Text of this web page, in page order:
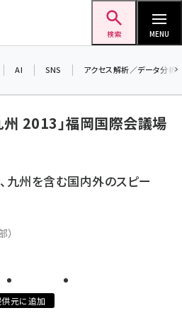
検索 MENU
AI SNS アクセス解析／データ分析
州 2013」福岡国際会議場
州を含む国内外のスピー
元に追加
差